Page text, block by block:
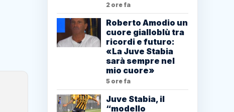
2 ore fa
Roberto Amodio un
cuore gialloblù tra
ricordi e futuro:
«La Juve Stabia
sarà sempre nel
mio cuore»
5 ore fa
Juve Stabia, il
“modello